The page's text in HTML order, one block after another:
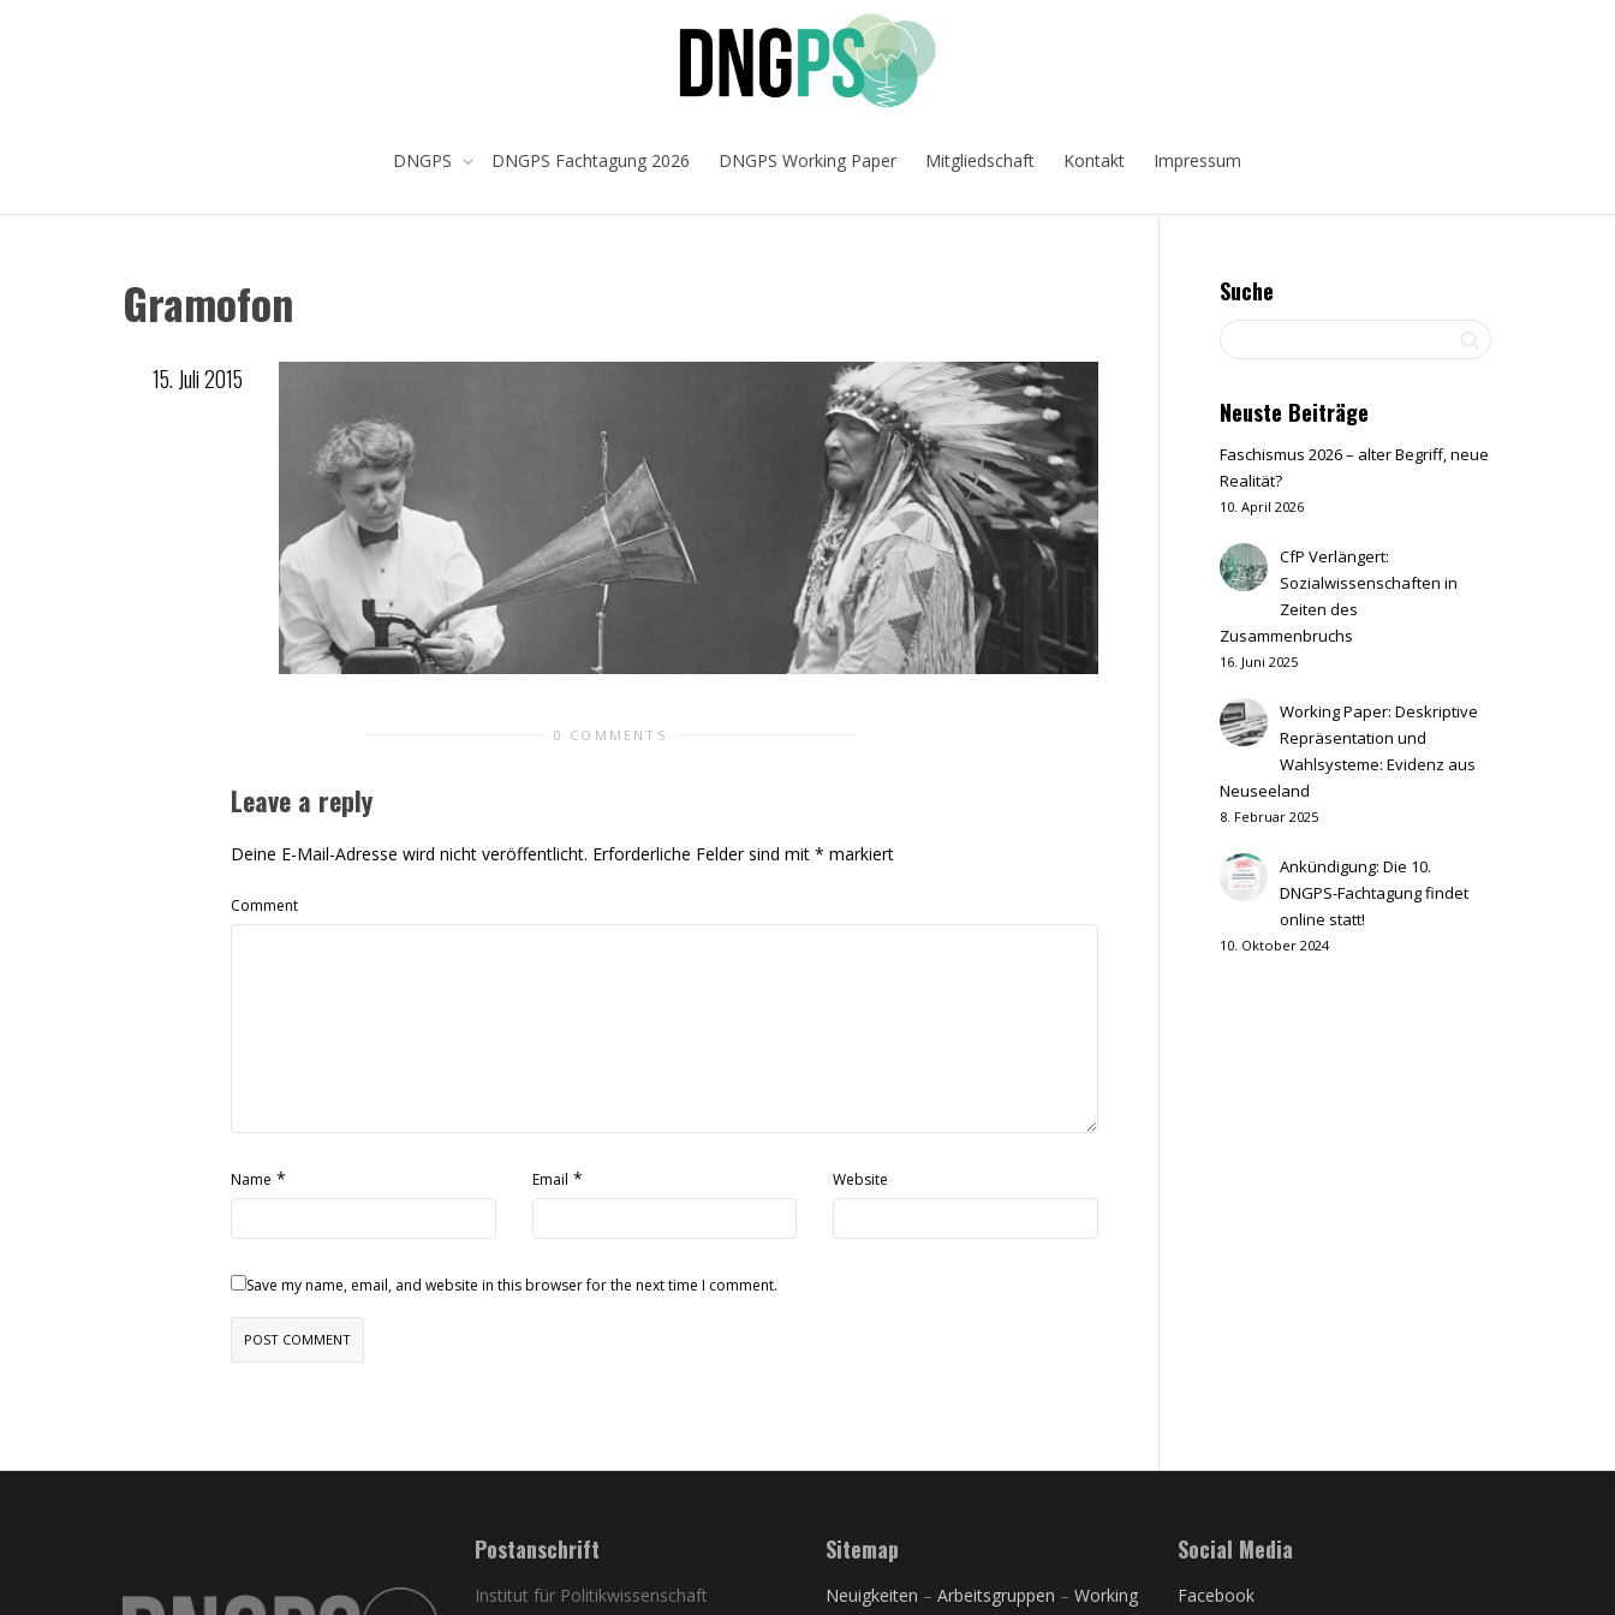
DNGPS DNGPS Fachtagung 2026 DNGPS Working Paper Mitgliedschaft Kontakt Impressum
Gramofon
15. Juli 2015
0 COMMENTS
Leave a reply
Deine E-Mail-Adresse wird nicht veröffentlicht. Erforderliche Felder sind mit * markiert
Comment
Name * Email * Website
Save my name, email, and website in this browser for the next time I comment.
Suche
Neuste Beiträge
Faschismus 2026 – alter Begriff, neue
Realität?
10. April 2026
CfP Verlängert:
Sozialwissenschaften in
Zeiten des
Zusammenbruchs
16. Juni 2025
Working Paper: Deskriptive
Repräsentation und
Wahlsysteme: Evidenz aus
Neuseeland
8. Februar 2025
Ankündigung: Die 10.
DNGPS-Fachtagung findet
online statt!
10. Oktober 2024
Postanschrift
Institut für Politikwissenschaft
Sitemap
Neuigkeiten – Arbeitsgruppen – Working
Social Media
Facebook